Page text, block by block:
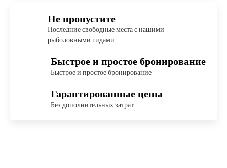
Не пропустите
Последние свободные места с нашими
рыболовными гидами
Быстрое и простое бронирование
Быстрое и простое бронирование
Гарантированные цены
Без дополнительных затрат